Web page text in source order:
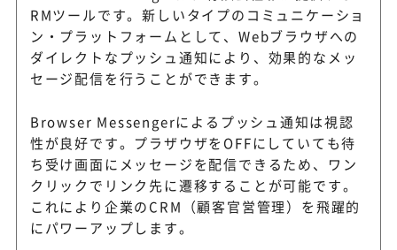
RMツールです。新しいタイプのコミュニケーショ
ン・プラットフォームとして、Webブラウザへの
ダイレクトなプッシュ通知により、効果的なメッ
セージ配信を行うことができます。
Browser Messengerによるプッシュ通知は視認
性が良好です。プラザウザをOFFにしていても待
ち受け画面にメッセージを配信できるため、ワン
クリックでリンク先に遷移することが可能です。
これにより企業のCRM（顧客官営管理）を飛躍的
にパワーアップします。